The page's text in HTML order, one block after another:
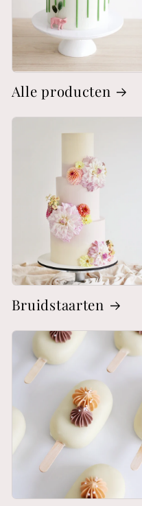
Alle producten
Bruidstaarten